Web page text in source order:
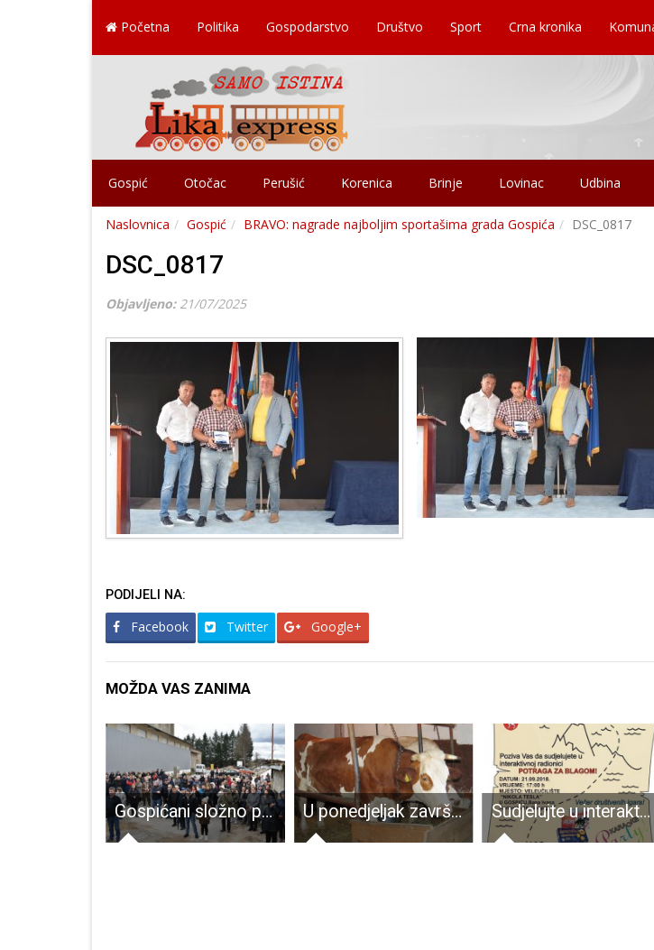
Početna Politika Gospodarstvo Društvo Sport Crna kronika
Gospić Otočac Perušić Korenica Brinje Lovinac Udbina
Naslovnica Gospić BRAVO: nagrade najboljim sportašima grada Gospića DSC_0817
DSC_0817
Objavljeno: 21/07/2025
PODIJELI NA:
Facebook Twitter Google+
MOŽDA VAS ZANIMA
Gospićani složno poručuju: “Lika neće biti ničije odlagalište smeća”!!! U ponedjeljak završava natječaj za kupovinu steonih junica Sudjelujte u interaktivnoj radionici “Potraga za blagom”!